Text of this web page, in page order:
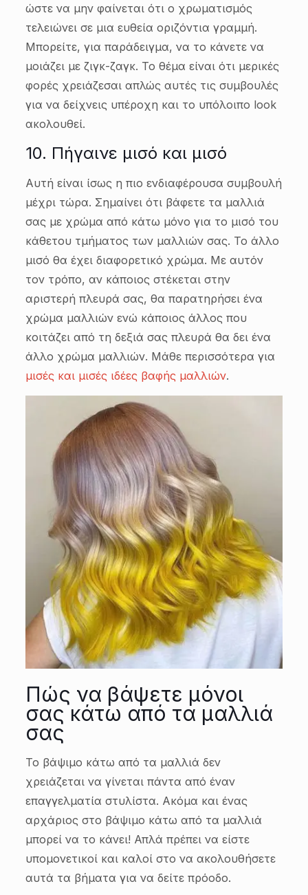
ώστε να μην φαίνεται ότι ο χρωματισμός
τελειώνει σε μια ευθεία οριζόντια γραμμή.
Μπορείτε, για παράδειγμα, να το κάνετε να
μοιάζει με ζιγκ-ζαγκ. Το θέμα είναι ότι μερικές
φορές χρειάζεσαι απλώς αυτές τις συμβουλές
για να δείχνεις υπέροχη και το υπόλοιπο look
ακολουθεί.
10. Πήγαινε μισό και μισό
Αυτή είναι ίσως η πιο ενδιαφέρουσα συμβουλή
μέχρι τώρα. Σημαίνει ότι βάφετε τα μαλλιά
σας με χρώμα από κάτω μόνο για το μισό του
κάθετου τμήματος των μαλλιών σας. Το άλλο
μισό θα έχει διαφορετικό χρώμα. Με αυτόν
τον τρόπο, αν κάποιος στέκεται στην
αριστερή πλευρά σας, θα παρατηρήσει ένα
χρώμα μαλλιών ενώ κάποιος άλλος που
κοιτάζει από τη δεξιά σας πλευρά θα δει ένα
άλλο χρώμα μαλλιών. Μάθε περισσότερα για
μισές και μισές ιδέες βαφής μαλλιών.
Πώς να βάψετε μόνοι
σας κάτω από τα μαλλιά
σας
Το βάψιμο κάτω από τα μαλλιά δεν
χρειάζεται να γίνεται πάντα από έναν
επαγγελματία στυλίστα. Ακόμα και ένας
αρχάριος στο βάψιμο κάτω από τα μαλλιά
μπορεί να το κάνει! Απλά πρέπει να είστε
υπομονετικοί και καλοί στο να ακολουθήσετε
αυτά τα βήματα για να δείτε πρόοδο.